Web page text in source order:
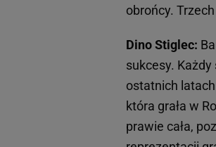
obrońcy.
Dino Stiglec:
sukcesy.
ostatnich
która grała w
prawie cała,